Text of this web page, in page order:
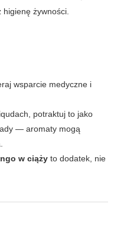
żywności.
wsparcie medyczne i
potraktuj to jako
— aromaty mogą
w ciąży to dodatek, nie